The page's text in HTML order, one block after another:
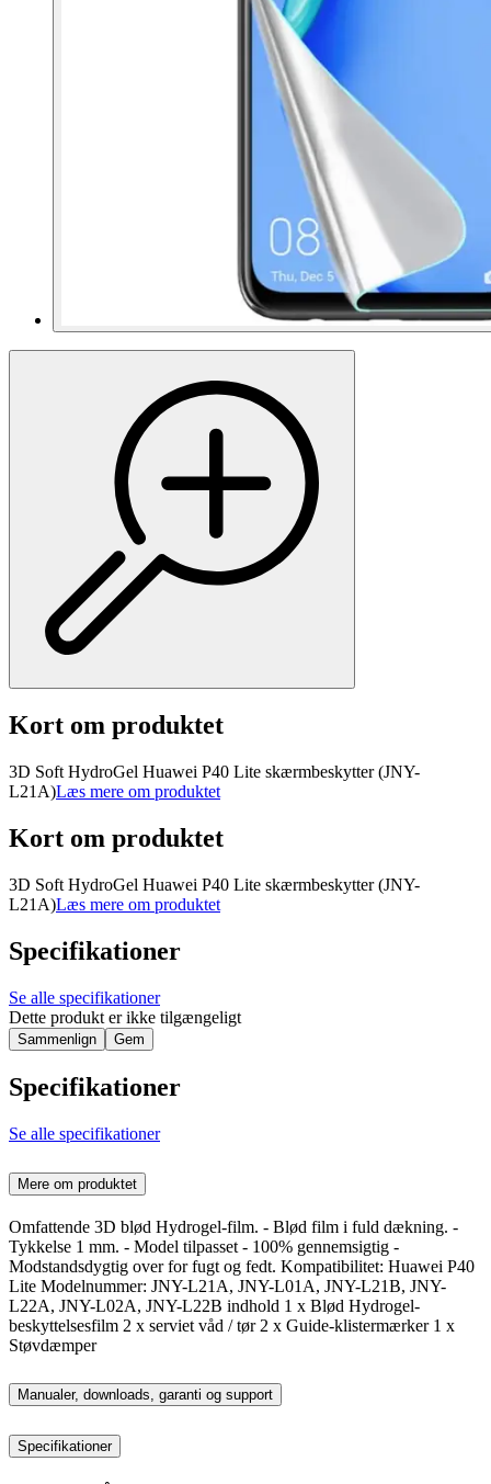
Kort om produktet
3D Soft HydroGel Huawei P40 Lite skærmbeskytter (JNY-
L21A)Læs mere om produktet
Kort om produktet
3D Soft HydroGel Huawei P40 Lite skærmbeskytter (JNY-
L21A)Læs mere om produktet
Specifikationer
Se alle specifikationer
Dette produkt er ikke tilgængeligt
Sammenlign Gem
Specifikationer
Se alle specifikationer
Mere om produktet
Omfattende 3D blød Hydrogel-film. - Blød film i fuld dækning. -
Tykkelse 1 mm. - Model tilpasset - 100% gennemsigtig -
Modstandsdygtig over for fugt og fedt. Kompatibilitet: Huawei P40
Lite Modelnummer: JNY-L21A, JNY-L01A, JNY-L21B, JNY-
L22A, JNY-L02A, JNY-L22B indhold 1 x Blød Hydrogel-
beskyttelsesfilm 2 x serviet våd / tør 2 x Guide-klistermærker 1 x
Støvdæmper
Manualer, downloads, garanti og support
Specifikationer